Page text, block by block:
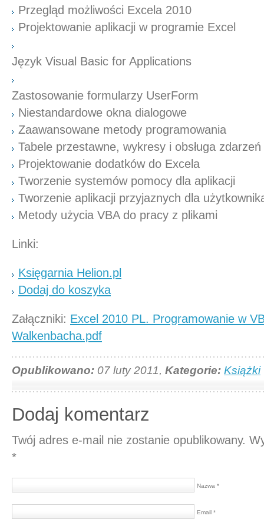
Przegląd możliwości Excela 2010
Projektowanie aplikacji w programie Excel
Język Visual Basic for Applications
Zastosowanie formularzy UserForm
Niestandardowe okna dialogowe
Zaawansowane metody programowania
Tabele przestawne, wykresy i obsługa zdarzeń
Projektowanie dodatków do Excela
Tworzenie systemów pomocy dla aplikacji
Tworzenie aplikacji przyjaznych dla
Metody użycia VBA do pracy z plikami
Linki:
Księgarnia Helion.pl
Dodaj do koszyka
Załączniki: Excel 2010 PL. Programowanie w
Walkenbacha.pdf
Opublikowano: 07 luty 2011, Kategorie: Książki
Dodaj komentarz
Twój adres e-mail nie zostanie opublikowany.
*
Nazwa *
Email *